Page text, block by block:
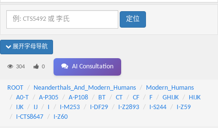
展开字母导航
304 0 AI Consultation
ROOT Neanderthals_And_Modern_Humans
Modern_Humans
A0-T
A-P305 A-P108 BT CT CF F GHIJK
HIJK
IJK
IJ I I-M253 I-DF29 I-Z2893 I-S244
I-Z59
I-CTS8647
I-Z60